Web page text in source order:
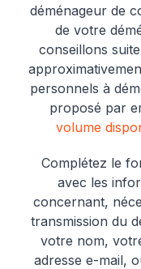
déménageur de
de votre
conseillons
personnels à
proposé par
volume
Complétez le
avec les
concernant,
transmission du
votre nom,
adresse e-mail,